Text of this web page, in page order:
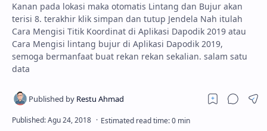
Kanan pada lokasi maka otomatis Lintang dan Bujur akan
terisi 8. terakhir klik simpan dan tutup Jendela Nah itulah
Cara Mengisi Titik Koordinat di Aplikasi Dapodik 2019 atau
Cara Mengisi lintang bujur di Aplikasi Dapodik 2019,
semoga bermanfaat buat rekan rekan sekalian. salam satu
data